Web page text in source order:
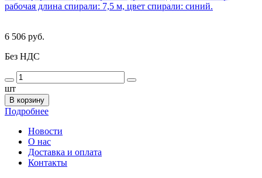
рабочая длина спирали: 7,5 м, цвет спирали: синий.
6 506 руб.
Без НДС
шт
В корзину
Подробнее
Новости
О нас
Доставка и оплата
Контакты